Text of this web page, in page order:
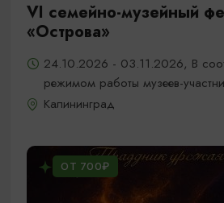
VI семейно-музейный
«Острова»
24.10.2026 - 03.11.2026, В
режимом работы музеев-
Калининград
ОТ 700₽